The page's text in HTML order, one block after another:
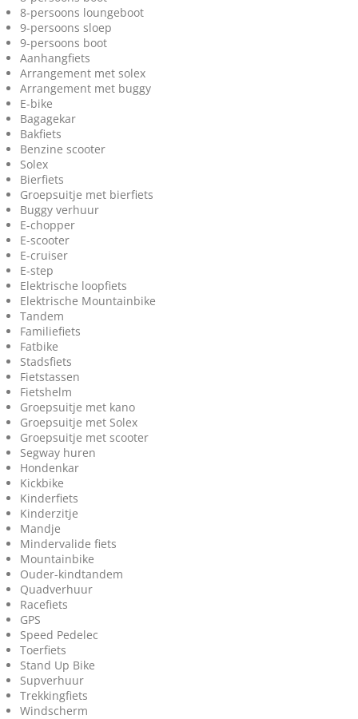
8-persoons loungeboot
9-persoons sloep
9-persoons boot
Aanhangfiets
Arrangement met solex
Arrangement met buggy
E-bike
Bagagekar
Bakfiets
Benzine scooter
Solex
Bierfiets
Groepsuitje met bierfiets
Buggy verhuur
E-chopper
E-scooter
E-cruiser
E-step
Elektrische loopfiets
Elektrische Mountainbike
Tandem
Familiefiets
Fatbike
Stadsfiets
Fietstassen
Fietshelm
Groepsuitje met kano
Groepsuitje met Solex
Groepsuitje met scooter
Segway huren
Hondenkar
Kickbike
Kinderfiets
Kinderzitje
Mandje
Mindervalide fiets
Mountainbike
Ouder-kindtandem
Quadverhuur
Racefiets
GPS
Speed Pedelec
Toerfiets
Stand Up Bike
Supverhuur
Trekkingfiets
Windscherm